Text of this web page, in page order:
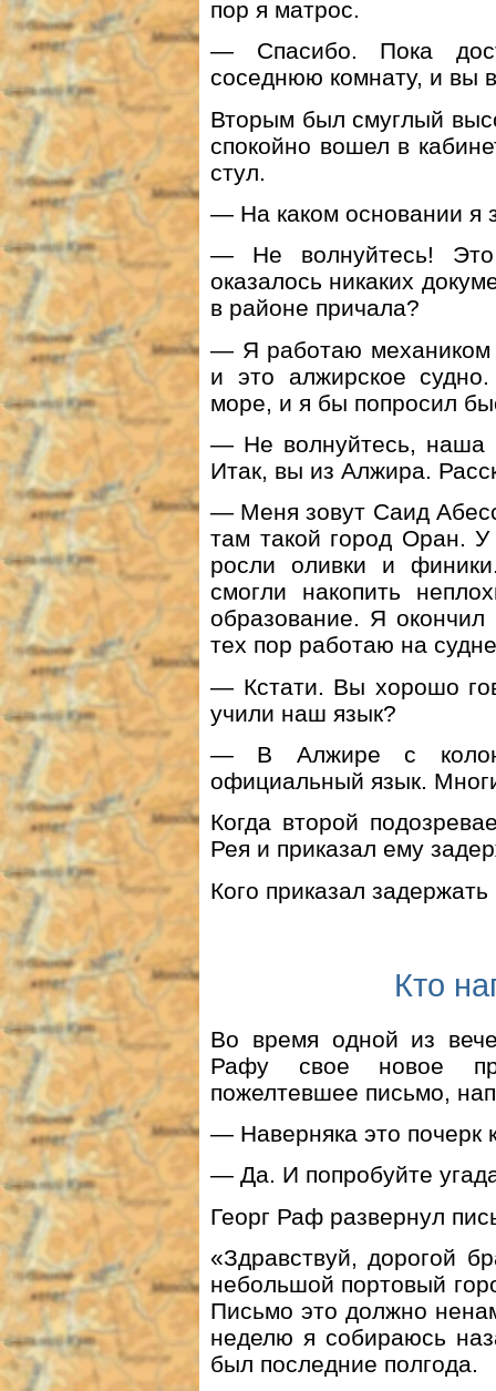
пор я матрос.
— Спасибо. Пока
соседнюю комнату, и вы
Вторым был смуглый
спокойно вошел в
стул.
— На каком основании я
— Не волнуйтесь!
оказалось никаких
в районе причала?
— Я работаю
и это алжирское
море, и я бы попросил
— Не волнуйтесь, наша
Итак, вы из Алжира.
— Меня зовут Саид
там такой город Оран.
росли оливки и
смогли накопить
образование. Я
тех пор работаю на
— Кстати. Вы хорошо
учили наш язык?
— В Алжире с
официальный язык.
Когда второй
Рея и приказал ему
Кого приказал
Кто
Во время одной из
Рафу свое новое
пожелтевшее письмо,
— Наверняка это почерк
— Да. И попробуйте
Георг Раф развернул
«Здравствуй, дорогой
небольшой портовый
Письмо это должно
неделю я собираюсь
был последние полгода.